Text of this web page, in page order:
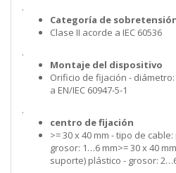
.
Categoría de
Clase II acorde a IEC 60536
.
Montaje del dispositivo
Orificio de fijación - diámetro:
a EN/IEC 60947-5-1
.
centro de fijación
>= 30 x 40 mm - tipo de
grosor: 1…6 mm>= 30 x 40
suporte) plástico - grosor: